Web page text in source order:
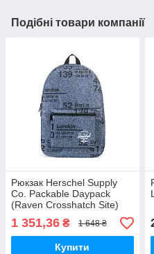
Подібні товари компанії
Рюкзак Herschel Supply
Co. Packable Daypack
(Raven Crosshatch Site)
1 351,36 ₴ 1 648 ₴
Купити